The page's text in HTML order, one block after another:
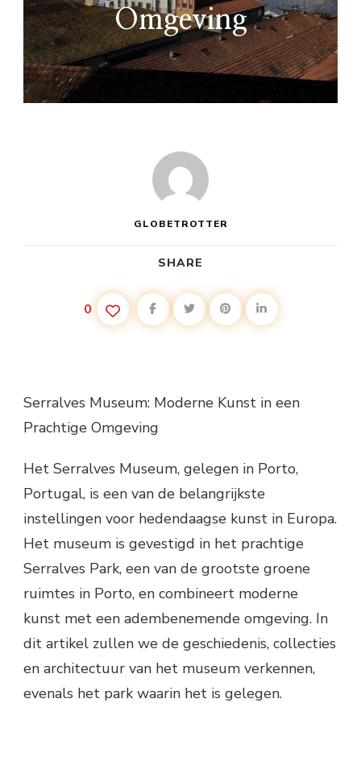
Omgeving
GLOBETROTTER
SHARE
0
Serralves Museum: Moderne Kunst in een
Prachtige Omgeving
Het Serralves Museum, gelegen in Porto,
Portugal, is een van de belangrijkste
instellingen voor hedendaagse kunst in Europa.
Het museum is gevestigd in het prachtige
Serralves Park, een van de grootste groene
ruimtes in Porto, en combineert moderne
kunst met een adembenemende omgeving. In
dit artikel zullen we de geschiedenis, collecties
en architectuur van het museum verkennen,
evenals het park waarin het is gelegen.